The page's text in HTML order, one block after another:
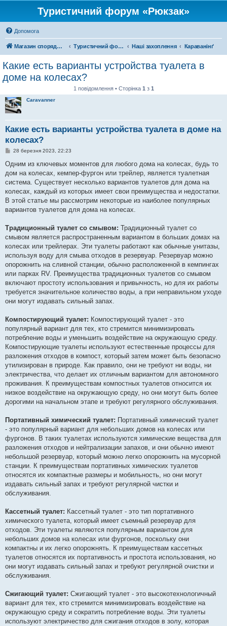
Туристичний форум «Рюкзак»
Допомога
Магазин спорядження Туристичний форум «Рюкзак» Наші захоплення Караванінґ
Какие есть варианты устройства туалета в
доме на колесах?
1 повідомлення • Сторінка 1 з 1
Caravanner
Какие есть варианты устройства туалета в доме на
колесах?
П
в
і
д
о
л
е
н
28 березня 2023, 22:23
Одним из ключевых моментов для любого дома на колесах, будь то
дом на колесах, кемпер-фургон или трейлер, является туалетная
система. Существует несколько вариантов туалетов для дома на
колесах, каждый из которых имеет свои преимущества и недостатки.
В этой статье мы рассмотрим некоторые из наиболее популярных
вариантов туалетов для дома на колесах.
Традиционный туалет со смывом: Традиционный туалет со
смывом является распространенным вариантом в больших домах на
колесах или трейлерах. Эти туалеты работают как обычные унитазы,
используя воду для смыва отходов в резервуар. Резервуар можно
опорожнить на сливной станции, обычно расположенной в кемпингах
или парках RV. Преимущества традиционных туалетов со смывом
включают простоту использования и привычность, но для их работы
требуется значительное количество воды, а при неправильном уходе
они могут издавать сильный запах.
Компостирующий туалет: Компостирующий туалет - это
популярный вариант для тех, кто стремится минимизировать
потребление воды и уменьшить воздействие на окружающую среду.
Компостирующие туалеты используют естественные процессы для
разложения отходов в компост, который затем может быть безопасно
утилизирован в природе. Как правило, они не требуют ни воды, ни
электричества, что делает их отличным вариантом для автономного
проживания. К преимуществам компостных туалетов относится их
низкое воздействие на окружающую среду, но они могут быть более
дорогими на начальном этапе и требуют регулярного обслуживания.
Портативный химический туалет: Портативный химический туалет
- это популярный вариант для небольших домов на колесах или
фургонов. В таких туалетах используются химические вещества для
разложения отходов и нейтрализации запахов, и они обычно имеют
небольшой резервуар, который можно легко опорожнить на мусорной
станции. К преимуществам портативных химических туалетов
относятся их компактные размеры и мобильность, но они могут
издавать сильный запах и требуют регулярной чистки и
обслуживания.
Кассетный туалет: Кассетный туалет - это тип портативного
химического туалета, который имеет съемный резервуар для
отходов. Эти туалеты являются популярным вариантом для
небольших домов на колесах или фургонов, поскольку они
компактны и их легко опорожнять. К преимуществам кассетных
туалетов относятся их портативность и простота использования, но
они могут издавать сильный запах и требуют регулярной очистки и
обслуживания.
Сжигающий туалет: Сжигающий туалет - это высокотехнологичный
вариант для тех, кто стремится минимизировать воздействие на
окружающую среду и сократить потребление воды. Эти туалеты
используют электричество для сжигания отходов в золу, которая